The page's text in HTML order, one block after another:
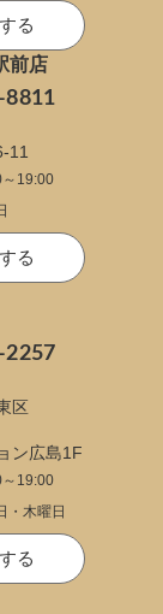
る
前店
8811
11
19:00
る
2257
区
ン広島1F
19:00
・木曜日
る